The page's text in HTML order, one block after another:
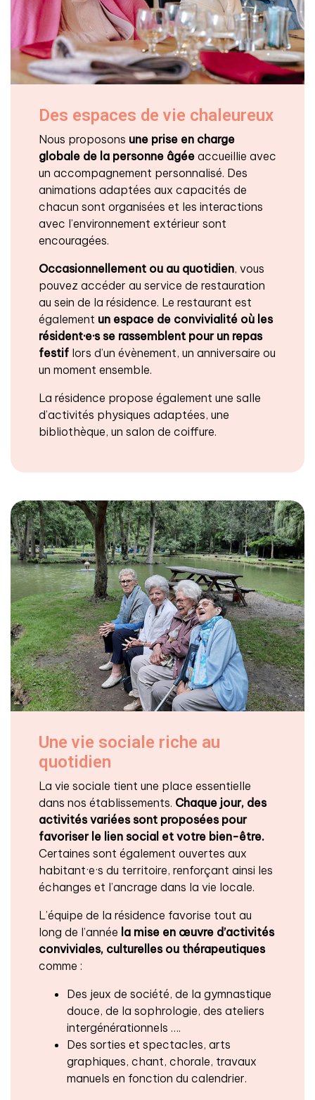
Des espaces de vie chaleureux
Nous proposons une prise en charge
globale de la personne âgée accueillie avec
un accompagnement personnalisé. Des
animations adaptées aux capacités de
chacun sont organisées et les interactions
avec l’environnement extérieur sont
encouragées.
Occasionnellement ou au quotidien, vous
pouvez accéder au service de restauration
au sein de la résidence. Le restaurant est
également un espace de convivialité où les
résident·e·s se rassemblent pour un repas
festif lors d’un évènement, un anniversaire ou
un moment ensemble.
La résidence propose également une salle
d’activités physiques adaptées, une
bibliothèque, un salon de coiffure.
Une vie sociale riche au
quotidien
La vie sociale tient une place essentielle
dans nos établissements. Chaque jour, des
activités variées sont proposées pour
favoriser le lien social et votre bien-être.
Certaines sont également ouvertes aux
habitant·e·s du territoire, renforçant ainsi les
échanges et l’ancrage dans la vie locale.
L’équipe de la résidence favorise tout au
long de l’année la mise en œuvre d’activités
conviviales, culturelles ou thérapeutiques
comme :
Des jeux de société, de la gymnastique
douce, de la sophrologie, des ateliers
intergénérationnels ….
Des sorties et spectacles, arts
graphiques, chant, chorale, travaux
manuels en fonction du calendrier.